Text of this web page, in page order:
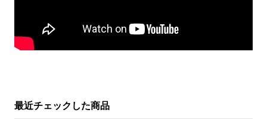
最近チェックした商品